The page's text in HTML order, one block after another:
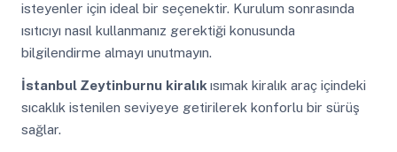
isteyenler için ideal bir seçenektir. Kurulum sonrasında
ısıtıcıyı nasıl kullanmanız gerektiği konusunda
bilgilendirme almayı unutmayın.
İstanbul Zeytinburnu kiralık ısımak kiralık araç içindeki
sıcaklık istenilen seviyeye getirilerek konforlu bir sürüş
sağlar.